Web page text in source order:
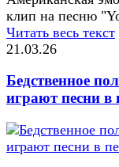
клип на песню
Читать весь текст
21.03.26
Бедственное
играют песни в